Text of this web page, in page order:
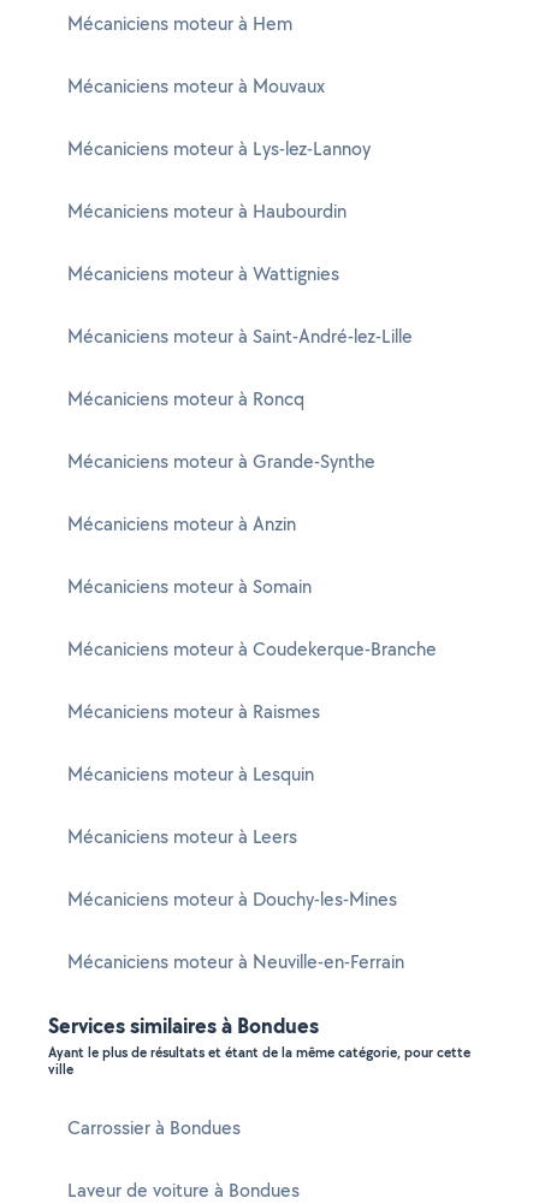
Mécaniciens moteur à Hem
Mécaniciens moteur à Mouvaux
Mécaniciens moteur à Lys-lez-Lannoy
Mécaniciens moteur à Haubourdin
Mécaniciens moteur à Wattignies
Mécaniciens moteur à Saint-André-lez-Lille
Mécaniciens moteur à Roncq
Mécaniciens moteur à Grande-Synthe
Mécaniciens moteur à Anzin
Mécaniciens moteur à Somain
Mécaniciens moteur à Coudekerque-Branche
Mécaniciens moteur à Raismes
Mécaniciens moteur à Lesquin
Mécaniciens moteur à Leers
Mécaniciens moteur à Douchy-les-Mines
Mécaniciens moteur à Neuville-en-Ferrain
Services similaires à Bondues
Ayant le plus de résultats et étant de la même catégorie, pour cette
ville
Carrossier à Bondues
Laveur de voiture à Bondues